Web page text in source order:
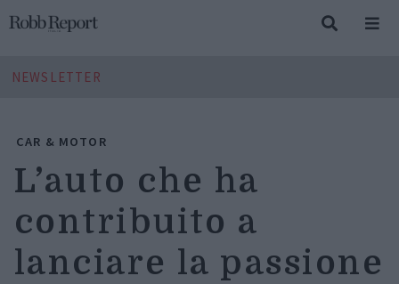
NEWSLETTER
CAR & MOTOR
L’auto che ha
contribuito a
lanciare la passione